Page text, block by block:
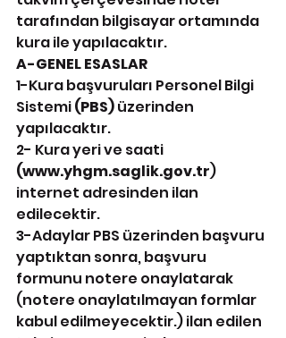
tarafından bilgisayar ortamında
kura ile yapılacaktır.
A-GENEL ESASLAR
1-Kura başvuruları Personel Bilgi
Sistemi (PBS) üzerinden
yapılacaktır.
2- Kura yeri ve saati
(www.yhgm.saglik.gov.tr)
internet adresinden ilan
edilecektir.
3-Adaylar PBS üzerinden başvuru
yaptıktan sonra, başvuru
formunu notere onaylatarak
(notere onaylatılmayan formlar
kabul edilmeyecektir.) ilan edilen